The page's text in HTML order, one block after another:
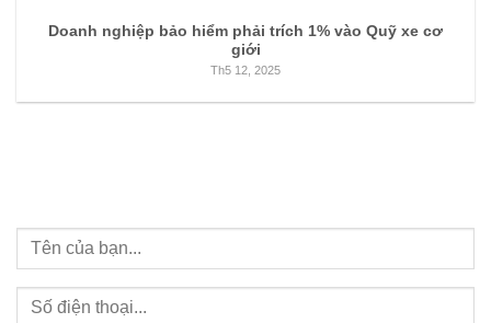
Doanh nghiệp bảo hiểm phải trích 1% vào Quỹ xe cơ
giới
Th5 12, 2025